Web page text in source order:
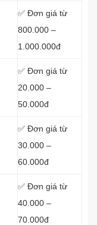
✅ Đơn giá từ
800.000 –
1.000.000đ
✅ Đơn giá từ
20.000 –
50.000đ
✅ Đơn giá từ
30.000 –
60.000đ
✅ Đơn giá từ
40.000 –
70.000đ